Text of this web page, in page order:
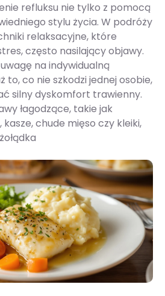
refluksu nie tylko z pomocą
stylu życia. W podróży
relaksacyjne, które
często nasilający objawy.
na indywidualną
to, co nie szkodzi jednej osobie,
silny dyskomfort trawienny.
łagodzące, takie jak
chude mięso czy kleiki,